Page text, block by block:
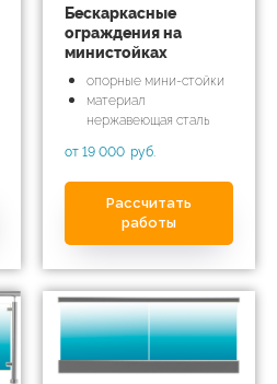
Бескаркасные
ограждения на
министойках
опорные мини-стойки
материал
нержавеющая сталь
от 19 000 руб.
Рассчитать
работы